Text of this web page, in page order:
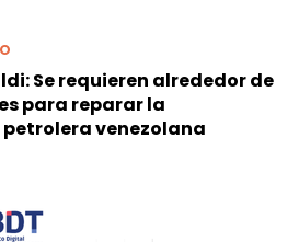
Se requieren alrededor de
para reparar la
venezolana